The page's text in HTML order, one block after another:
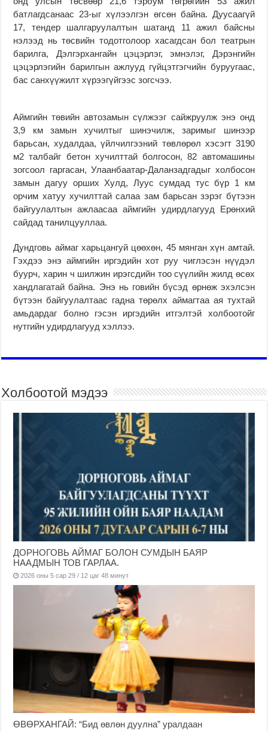
батлагдсанаас 23-ыг хүлээлгэн өгсөн байна. Дуусаагүй
17, тендер шалгаруулалтын шатанд 11 ажил байсны
нэлээд нь төсвийн тодотголоор хасагдсан бол театрын
барилга, Дэлгэрхангайн цэцэрлэг, эмнэлэг, Дэрэнгийн
цэцэрлэгийн барилгын ажлууд гүйцэтгэгчийн буруугаас,
бас санхүүжилт хүрээгүйгээс зогсчээ.
Аймгийн төвийн автозамын сүлжээг сайжруулж энэ онд
3,9 км замын хучилтыг шинэчилж, заримыг шинээр
барьсан, худалдаа, үйлчилгээний төвлөрөл хэсэгт 3190
м2 талбайг бетон хучилттай болгосон, 82 автомашины
зогсоол гаргасан, Улаанбаатар-Даланзадгадыг холбосон
замын дагуу орших Хулд, Луус сумдад тус бүр 1 км
орчим хатуу хучилттай салаа зам барьсан зэрэг бүтээн
байгуулалтын ажлаасаа аймгийн удирдлагууд Ерөнхий
сайдад танилцууллаа.
Дундговь аймаг харьцангуй цөөхөн, 45 мянган хүн амтай.
Гэхдээ энэ аймгийн иргэдийн хот руу чиглэсэн нүүдэл
буурч, харин ч шилжин ирэгсдийн тоо сүүлийн жилд өсөх
хандлагатай байна. Энэ нь говийн бүсэд өрнөж эхэлсэн
бүтээн байгуулалтаас гадна төрөлх аймагтаа ая тухтай
амьдардаг болно гэсэн иргэдийн итгэлтэй холбоотойг
нутгийн удирдлагууд хэллээ.
Холбоотой мэдээ
ДОРНОГОВЬ АЙМАГ БОЛОН СУМДЫН БАЯР
НААДМЫН ТОВ ГАРЛАА.
2026 оны 5 сар 29 / 12 цаг 48 минут
ӨВӨРХАНГАЙ: “Бид өвлөн дуулна” уралдаан